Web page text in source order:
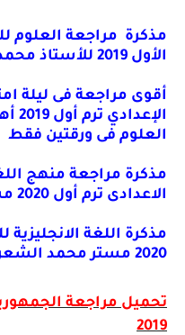
مذكرة مراجعة العلوم
الأول 2019 للأستاذ محمد نور الدين
أقوى مراجعة فى ليلة
العلوم فى ورقتين فقط
مذكرة مراجعة منهج
الاعدادى ترم أول 2020 مستر محمد فوزى
مذكرة اللغة
2020 مستر محمد الشعراوى
تحميل مراجعة
2019